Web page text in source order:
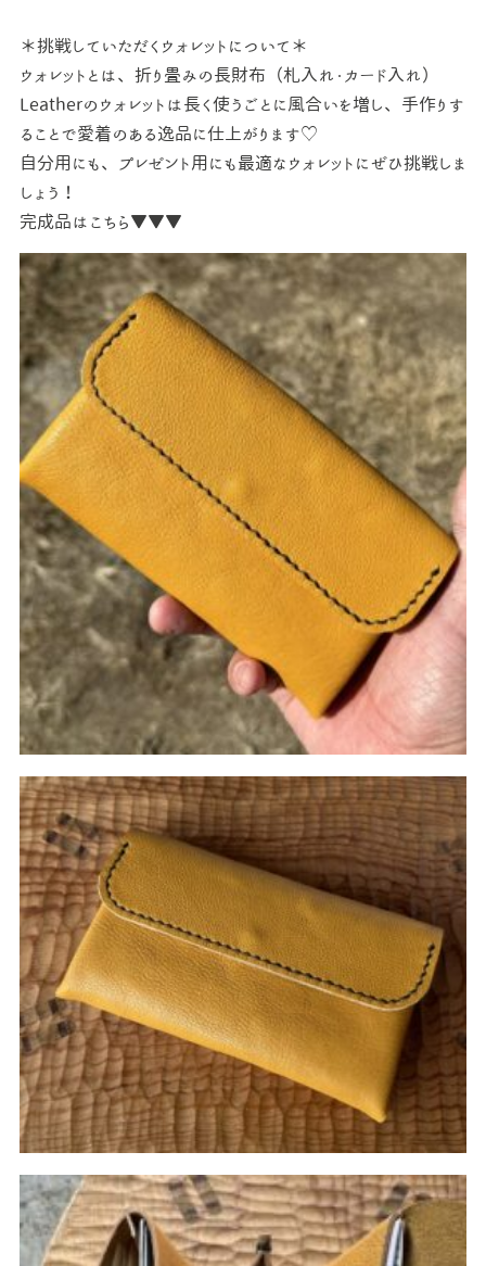
＊挑戦していただくウォレットについて＊
ウォレットとは、折り畳みの長財布（札入れ・カード入れ）
Leatherのウォレットは長く使うごとに風合いを増し、手作りす
ることで愛着のある逸品に仕上がります♡
自分用にも、プレゼント用にも最適なウォレットにぜひ挑戦しま
しょう！
完成品はこちら▼▼▼